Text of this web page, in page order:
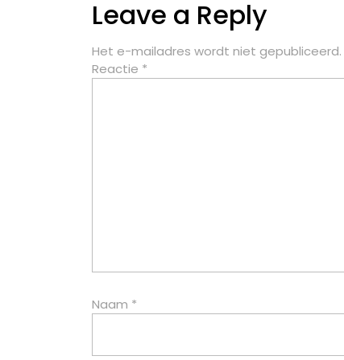
Leave a Reply
Het e-mailadres wordt niet gepubliceerd.
Reactie *
Naam *